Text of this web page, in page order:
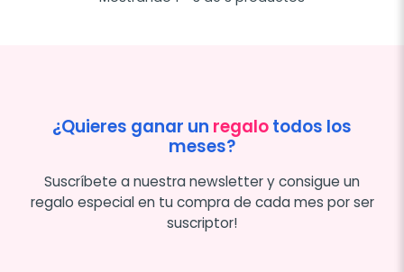
¿Quieres ganar un regalotodos los
meses?
Suscríbete a nuestra newsletter y consigue un
regalo especial en tu compra de cada mes por ser
suscriptor!